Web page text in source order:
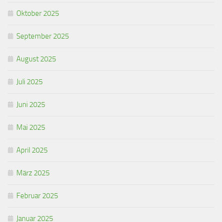
Oktober 2025
September 2025
August 2025
Juli 2025
Juni 2025
Mai 2025
April 2025
März 2025
Februar 2025
Januar 2025